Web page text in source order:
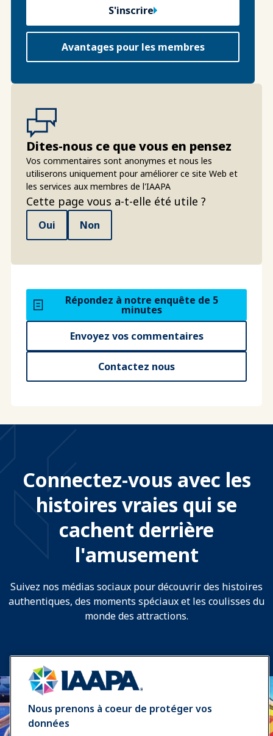
S'inscrire
Avantages pour les membres
Dites-nous ce que vous en pensez
Vos commentaires sont anonymes et nous les
utiliserons uniquement pour améliorer ce site Web et
les services aux membres de l'IAAPA
Cette page vous a-t-elle été utile ?
Oui Non
Répondez à notre enquête de 5
minutes
Envoyez vos commentaires
Contactez nous
Connectez-vous avec les
histoires vraies qui se
cachent derrière
l'amusement
Suivez nos médias sociaux pour découvrir des histoires
authentiques, des moments spéciaux et les coulisses du
monde des attractions.
Nous prenons à coeur de protéger vos
données